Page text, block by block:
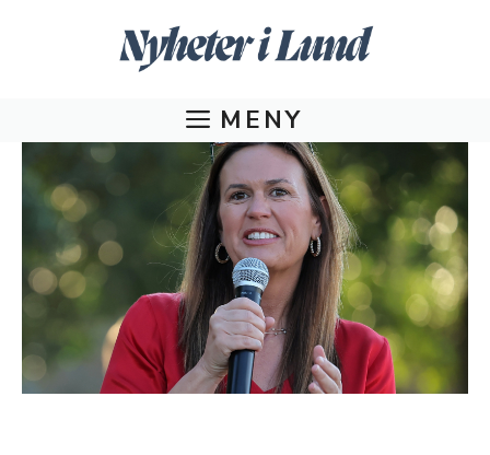
MENY